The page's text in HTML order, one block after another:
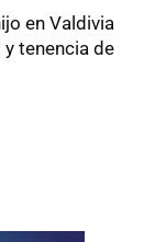
en Valdivia
tenencia de